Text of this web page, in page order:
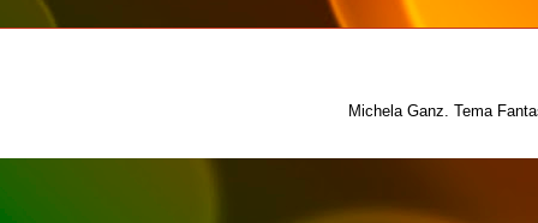
Michela Ganz. Tema